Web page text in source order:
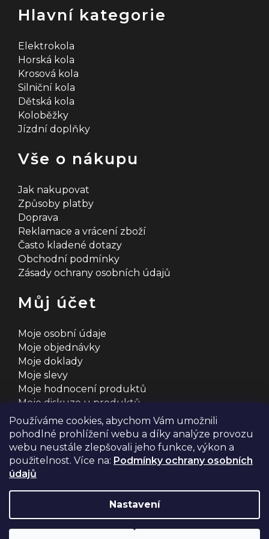
Používáme cookies, abychom Vám umožnili
pohodlné prohlížení webu a díky analýze provozu
webu neustále zlepšovali jeho funkce, výkon a
použitelnost. Více na: Podmínky ochrany osobních
údajů
Nastavení
Hlavní kategorie
Elektrokola
Horská kola
Krosová kola
Silniční kola
Dětská kola
Koloběžky
Jízdní doplňky
Vše o nákupu
Jak nakupovat
Způsoby platby
Doprava
Reklamace a vrácení zboží
Často kladené dotazy
Obchodní podmínky
Zásady ochrany osobních údajů
Můj účet
Moje osobní údaje
Moje objednávky
Moje doklady
Moje slevy
Moje hodnocení produktů
Moje diskuze u produktů
Shoptet s ❤️ vyšperkovalo